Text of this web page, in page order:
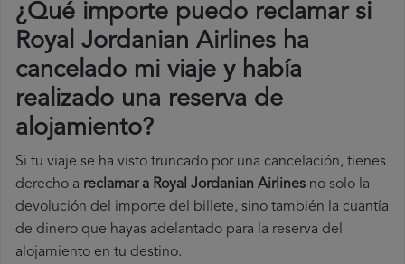
¿Qué importe puedo reclamar si
Royal Jordanian Airlines ha
cancelado mi viaje y había
realizado una reserva de
alojamiento?
Si tu viaje se ha visto truncado por una cancelación, tienes
derecho a reclamar a Royal Jordanian Airlines no solo la
devolución del importe del billete, sino también la cuantía
de dinero que hayas adelantado para la reserva del
alojamiento en tu destino.